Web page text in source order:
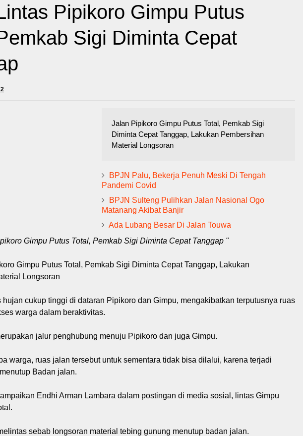
Pipikoro Gimpu Putus
Sigi Diminta Cepat
Jalan Pipikoro Gimpu Putus Total, Pemkab Sigi
Diminta Cepat Tanggap, Lakukan Pembersihan
Material Longsoran
BPJN Palu, Bekerja Penuh Meski Di Tengah
Pandemi Covid
BPJN Sulteng Pulihkan Jalan Nasional Ogo
Matanang Akibat Banjir
Ada Lubang Besar Di Jalan Touwa
Gimpu Putus Total, Pemkab Sigi Diminta Cepat Tanggap "
Gimpu Putus Total, Pemkab Sigi Diminta Cepat Tanggap, Lakukan
Longsoran
hujan cukup tinggi di dataran Pipikoro dan Gimpu, mengakibatkan terputusnya ruas
warga dalam beraktivitas.
jalur penghubung menuju Pipikoro dan juga Gimpu.
warga, ruas jalan tersebut untuk sementara tidak bisa dilalui, karena terjadi
Badan jalan.
Endhi Arman Lambara dalam postingan di media sosial, lintas Gimpu
sebab longsoran material tebing gunung menutup badan jalan.